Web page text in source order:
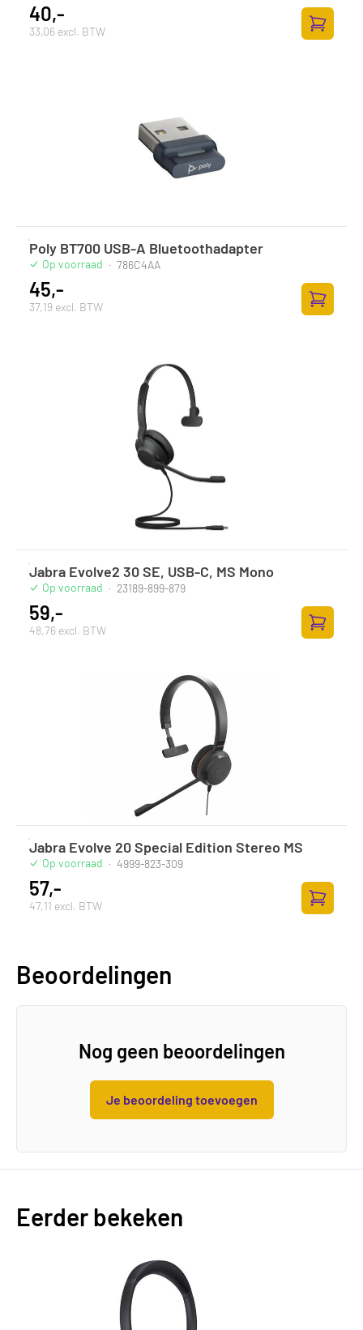
40,-
33,06 excl. BTW
Poly BT700 USB-A Bluetoothadapter
Op voorraad · 786C4AA
45,-
37,19 excl. BTW
Jabra Evolve2 30 SE, USB-C, MS Mono
Op voorraad · 23189-899-879
59,-
48,76 excl. BTW
Jabra Evolve 20 Special Edition Stereo MS
Op voorraad · 4999-823-309
57,-
47,11 excl. BTW
Beoordelingen
Nog geen beoordelingen
Je beoordeling toevoegen
Eerder bekeken